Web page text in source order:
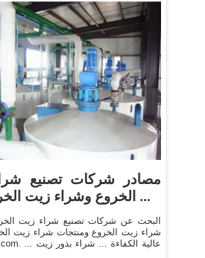
مصادر شركات تصنيع
الخروع وشراء زيت الخروع في ...
البحث عن شركات تصنيع شراء زيت
شراء زيت الخروع ومنتجات شراء زيت